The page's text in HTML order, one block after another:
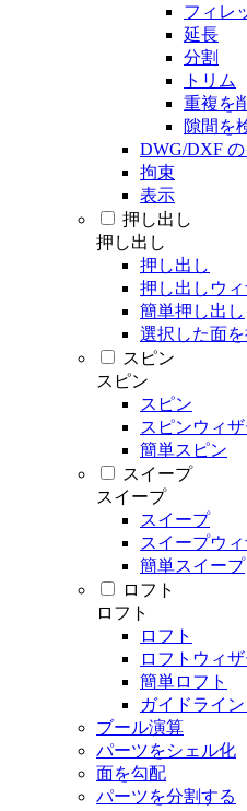
フィレ
延長
分割
トリム
重複を
隙間を
DWG/DXF
拘束
表示
押し出し
押し出し
押し出し
押し出しウ
簡単押し出し
選択した面
スピン
スピン
スピン
スピンウィ
簡単スピン
スイープ
スイープ
スイープ
スイープウ
簡単スイープ
ロフト
ロフト
ロフト
ロフトウィ
簡単ロフト
ガイドライ
ブール演算
パーツをシェル化
面を勾配
パーツを分割する